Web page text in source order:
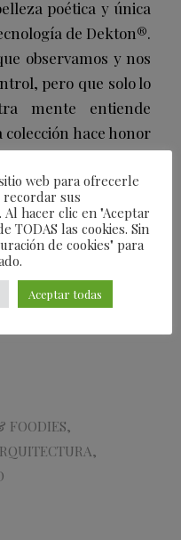
poética y única
de Dekton®.
observamos y nos
pero que solo lo
mente entiende
hace honor
marmoleados
ojos e insuflar
sensación que
explicar.
FOODIES,
,
web para ofrecerle
recordar sus
hacer clic en "Aceptar
TODAS las cookies. Sin
de cookies" para
Aceptar todas